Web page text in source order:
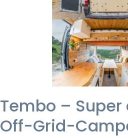
Tembo –
Off-Grid-